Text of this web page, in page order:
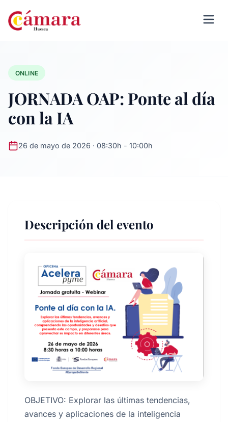
ONLINE
JORNADA OAP: Ponte al día
con la IA
26 de mayo de 2026 · 08:30h - 10:00h
Descripción del evento
OBJETIVO: Explorar las últimas tendencias,
avances y aplicaciones de la inteligencia